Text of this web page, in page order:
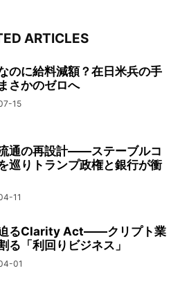
ARTICLES
のに給料減額？在日米兵の手
さかのゼロへ
15
通の再設計——ステーブルコ
巡りトランプ政権と銀行が衝
11
るClarity Act——クリプト業
る「利回りビジネス」
01